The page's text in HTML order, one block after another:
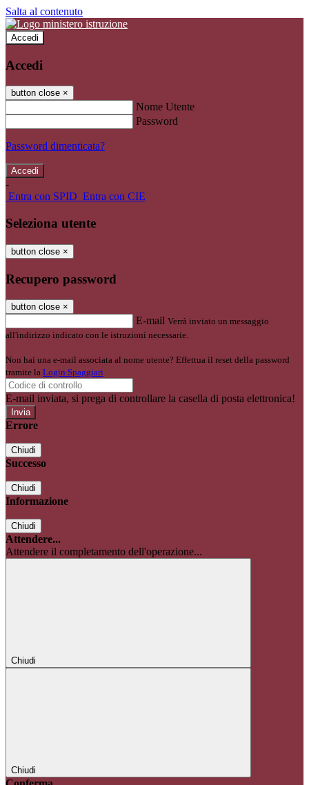
Salta al contenuto
Accedi
Accedi
button close ×
Nome Utente
Password
Password dimenticata?
-
Entra con SPID Entra con CIE
Seleziona utente
button close ×
Recupero password
button close ×
E-mail Verrà inviato un messaggio
all'indirizzo indicato con le istruzioni necessarie.
Non hai una e-mail associata al nome utente? Effettua il reset della password
tramite la Login Spaggiari
E-mail inviata, si prega di controllare la casella di posta elettronica!
Errore
Chiudi
Successo
Chiudi
Informazione
Chiudi
Attendere...
Attendere il completamento dell'operazione...
Chiudi
Chiudi